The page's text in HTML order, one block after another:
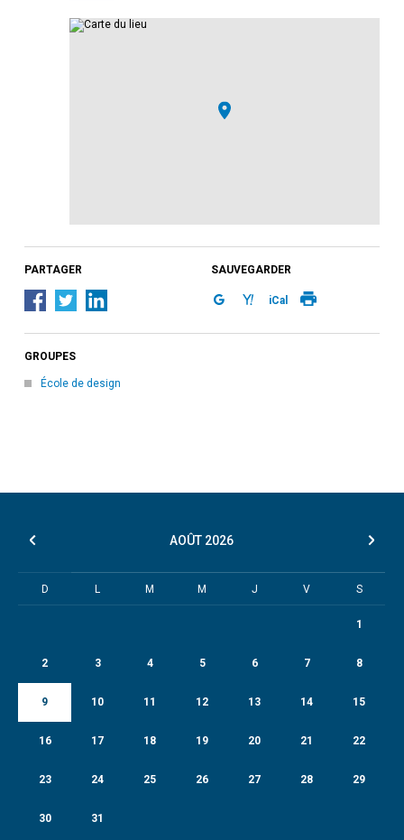
PARTAGER SAUVEGARDER
iCal
GROUPES
École de design
AOÛT 2026
D L M M J V S
1
2 3 4 5 6 7 8
9 10 11 12 13 14 15
16 17 18 19 20 21 22
23 24 25 26 27 28 29
30 31